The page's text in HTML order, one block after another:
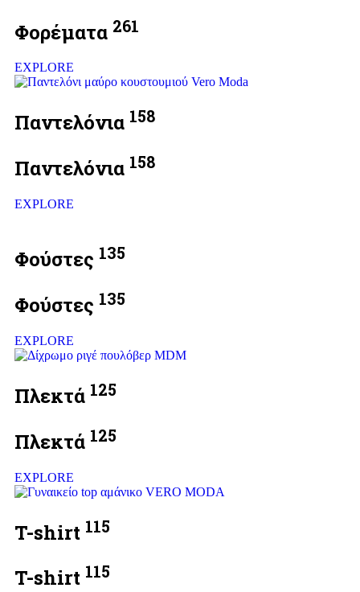
Φορέματα 261
EXPLORE
Παντελόνια 158
Παντελόνια 158
EXPLORE
Φούστες 135
Φούστες 135
EXPLORE
Πλεκτά 125
Πλεκτά 125
EXPLORE
T-shirt 115
T-shirt 115